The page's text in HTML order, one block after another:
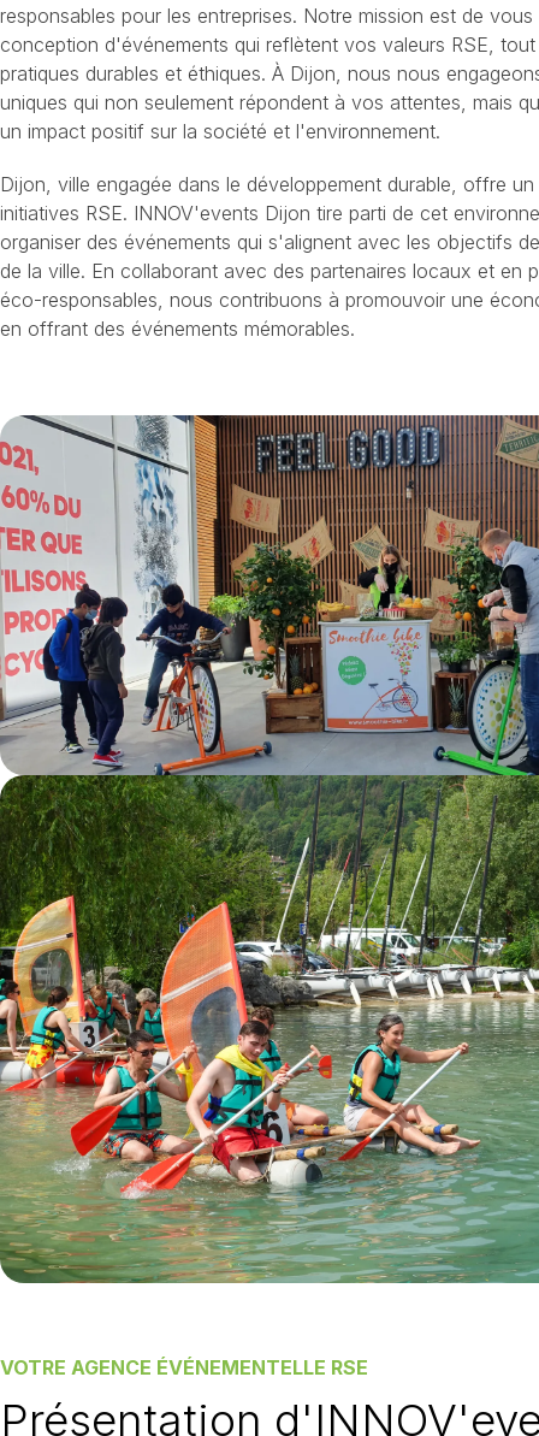
responsables pour les entreprises. Notre mission est de
conception d'événements qui reflètent vos valeurs RSE,
pratiques durables et éthiques. À Dijon, nous nous
uniques qui non seulement répondent à vos attentes, mais
un impact positif sur la société et l'environnement.
Dijon, ville engagée dans le développement durable, offre
initiatives RSE. INNOV'events Dijon tire parti de cet
organiser des événements qui s'alignent avec les objectifs
de la ville. En collaborant avec des partenaires locaux et en
éco-responsables, nous contribuons à promouvoir une
en offrant des événements mémorables.
VOTRE AGENCE ÉVÉNEMENTELLE RSE
Présentation